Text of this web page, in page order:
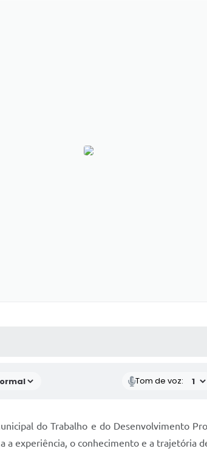
Tom de voz:
do Trabalho e do Desenvolvimento
a experiência, o conhecimento e a trajetória